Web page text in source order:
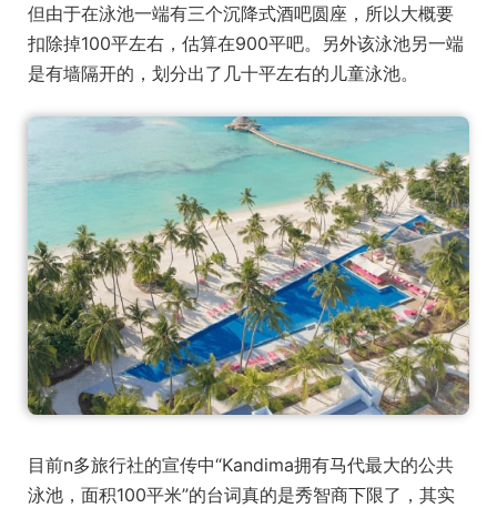
但由于在泳池一端有三个沉降式酒吧圆座，所以大概要
扣除掉100平左右，估算在900平吧。另外该泳池另一端
是有墙隔开的，划分出了几十平左右的儿童泳池。
目前n多旅行社的宣传中“Kandima拥有马代最大的公共
泳池，面积100平米”的台词真的是秀智商下限了，其实